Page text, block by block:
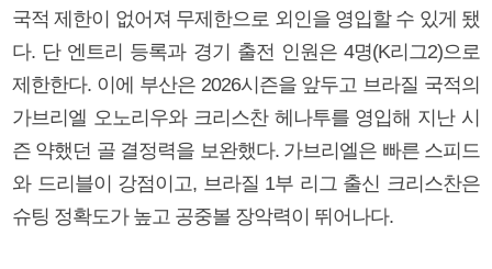
국적 제한이 없어져 무제한으로 외인을 영입할 수 있게 됐
다. 단 엔트리 등록과 경기 출전 인원은 4명(K리그2)으로
제한한다. 이에 부산은 2026시즌을 앞두고 브라질 국적의
가브리엘 오노리우와 크리스찬 헤나투를 영입해 지난 시
즌 약했던 골 결정력을 보완했다. 가브리엘은 빠른 스피드
와 드리블이 강점이고, 브라질 1부 리그 출신 크리스찬은
슈팅 정확도가 높고 공중볼 장악력이 뛰어나다.